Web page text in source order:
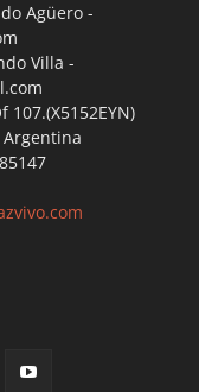
Agüero -
Villa -
107.(X5152EYN)
Argentina